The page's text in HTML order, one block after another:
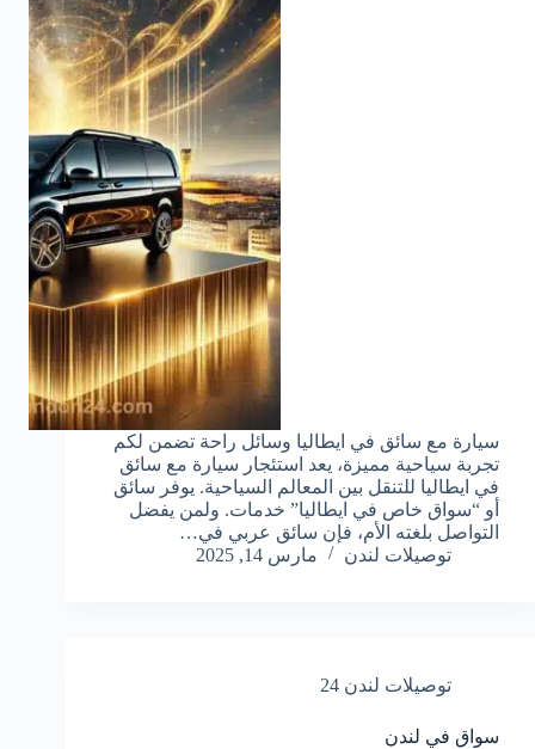
سيارة مع سائق في ايطاليا وسائل راحة تضمن لكم
تجربة سياحية مميزة، يعد استئجار سيارة مع سائق
في ايطاليا للتنقل بين المعالم السياحية. يوفر سائق
أو “سواق خاص في ايطاليا” خدمات. ولمن يفضل
التواصل بلغته الأم، فإن سائق عربي في…
توصيلات لندن
مارس 14, 2025
توصيلات لندن 24
سواق في لندن